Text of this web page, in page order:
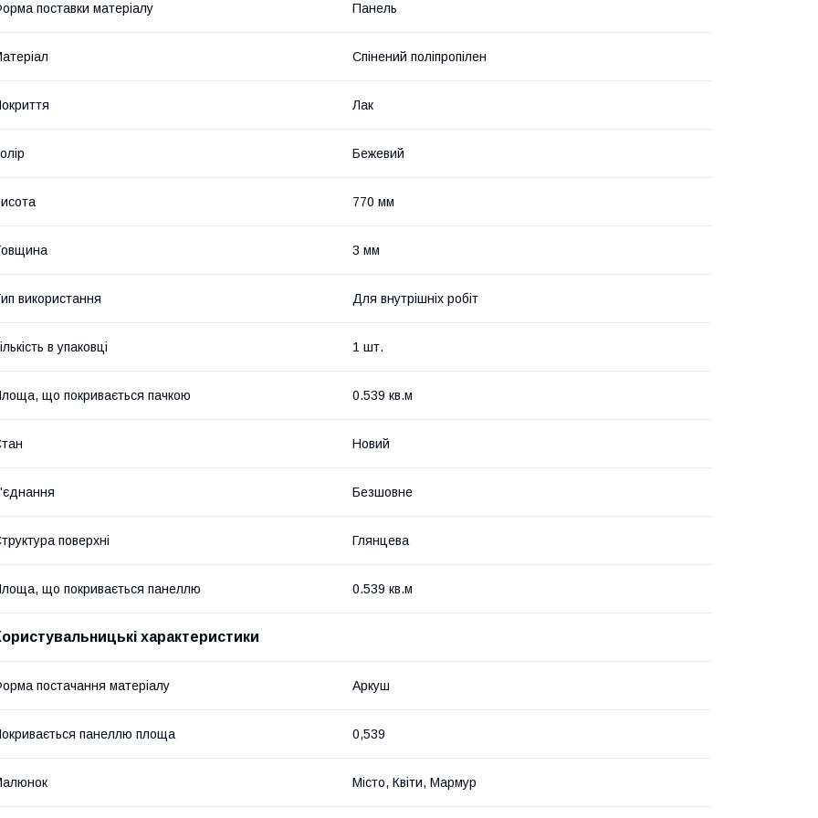
поставки матеріалу Панель
Спінений поліпропілен
Лак
Бежевий
770 мм
3 мм
використання Для внутрішніх робіт
в упаковці 1 шт.
що покривається пачкою 0.539 кв.м
Новий
Безшовне
поверхні Глянцева
що покривається панеллю 0.539 кв.м
характеристики
постачання матеріалу Аркуш
панеллю площа 0,539
Місто, Квіти, Мармур